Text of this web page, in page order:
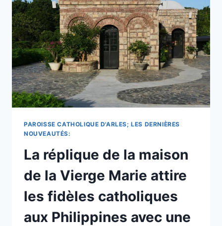
LA
VIE
»
ET
A
CRÉÉ
UNE
COMMUNAUTÉ
FORTE,
DISENT
PÈLERINS
INVOCATION
DU
MATIN.
PAROISSE CATHOLIQUE D'ARLES; LES DERNIÈRES
NOUVEAUTÉS:
La réplique de la maison
de la Vierge Marie attire
les fidèles catholiques
aux Philippines avec une